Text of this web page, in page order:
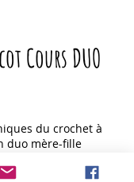
Cours DUO
du crochet à
duo mère-fille